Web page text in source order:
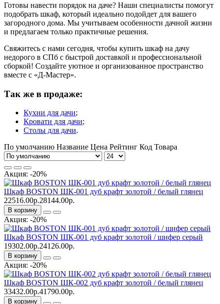
Готовы навести порядок на даче? Наши специалисты помогут
подобрать шкаф, который идеально подойдет для вашего
загородного дома. Мы учитываем особенности дачной жизни
и предлагаем только практичные решения.
Свяжитесь с нами сегодня, чтобы купить шкаф на дачу
недорого в СПб с быстрой доставкой и профессиональной
сборкой! Создайте уютное и организованное пространство
вместе с «Д-Мастер».
Так же в продаже:
Кухни для дачи;
Кровати для дачи;
Столы для дачи.
По умолчанию Название Цена Рейтинг Код Товара
Акция: -20%
Шкаф BOSTON ШК-001 дуб крафт золотой / белый глянец
22516.00р.28144.00р.
В корзину
Акция: -20%
Шкаф BOSTON ШК-001 дуб крафт золотой / шифер серый
19302.00р.24126.00р.
В корзину
Акция: -20%
Шкаф BOSTON ШК-002 дуб крафт золотой / белый глянец
33432.00р.41790.00р.
В корзину